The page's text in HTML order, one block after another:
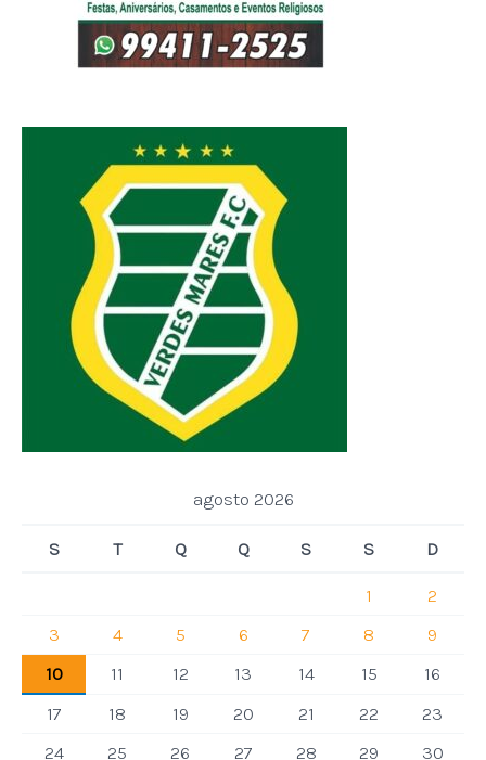
agosto 2026
S T Q Q S S D
1
2
3
4 5 6 7 8
9
10
11 12 13 14 15
16
17
18 19 20 21 22
23
24
25 26 27 28 29 30